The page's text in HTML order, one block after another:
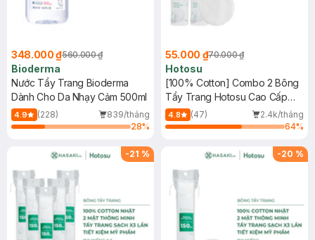
348.000 ₫560.000 ₫
Bioderma
Nước Tẩy Trang Bioderma
Dành Cho Da Nhạy Cảm 500ml
4.9 (228)
839/tháng
28%
55.000 ₫70.000 ₫
Hotosu
[100% Cotton] Combo 2 Bông
Tẩy Trang Hotosu Cao Cấp
150 Miếng
4.8 (47)
2.4k/tháng
64%
-21 % -20 %